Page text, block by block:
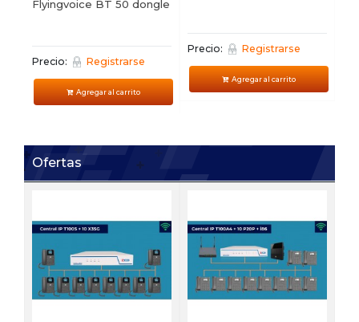
Flyingvoice BT 50 dongle
Precio: Registrarse
Agregar al carrito
Precio: Registrarse
Agregar al carrito
Ofertas